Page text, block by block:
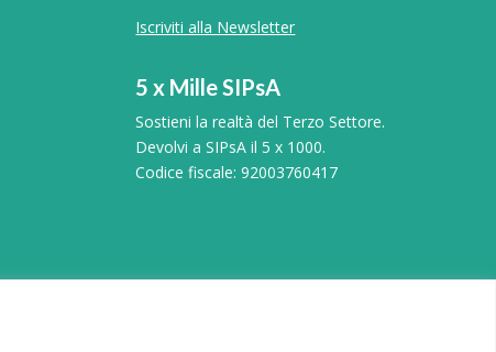
Iscriviti alla Newsletter
5 x Mille SIPsA
Sostieni la realtà del Terzo Settore.
Devolvi a SIPsA il 5 x 1000.
Codice fiscale: 92003760417